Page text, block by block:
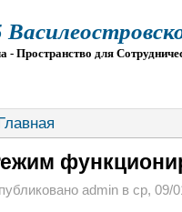
для
admin в ср, 09/